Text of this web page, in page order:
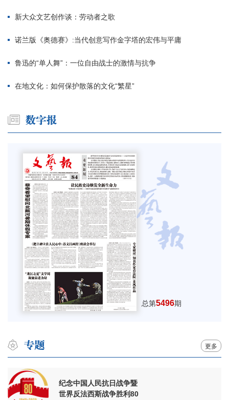
新大众文艺创作谈：劳动者之歌
诺兰版《奥德赛》:当代创意写作金字塔的宏伟与平庸
鲁迅的“单人舞”：一位自由战士的激情与抗争
在地文化：如何保护散落的文化“繁星”
总第5496期
更多
纪念中国人民抗日战争暨
世界反法西斯战争胜利80